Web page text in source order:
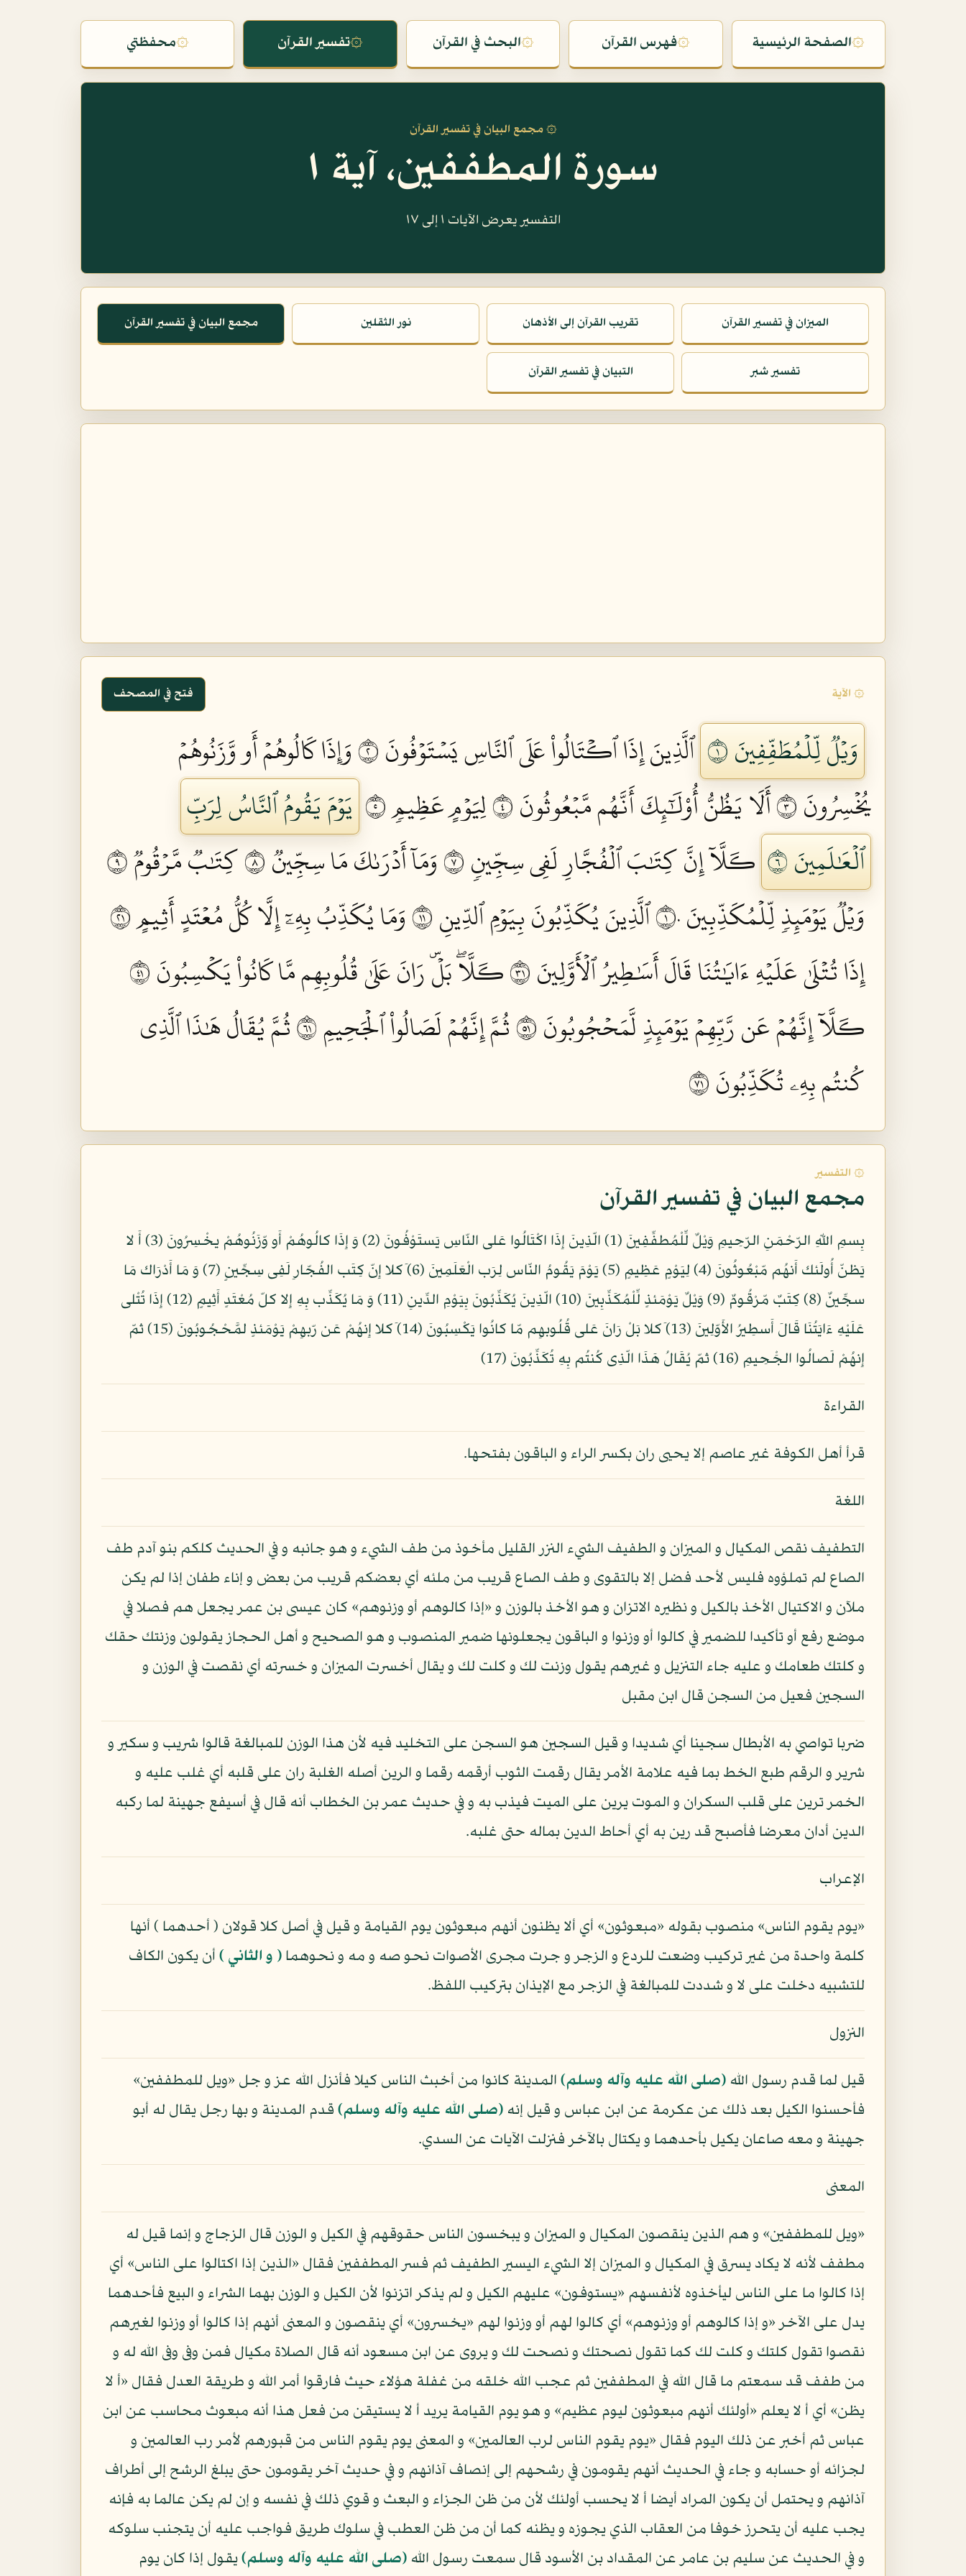
۞الصفحة الرئيسية ۞فهرس القرآن ۞البحث في القرآن ۞تفسير القرآن ۞محفظتي
۞ مجمع البيان في تفسير القرآن
سورة المطففين، آية ١
التفسير يعرض الآيات ١ إلى ١٧
الميزان في تفسير القرآن تقريب القرآن إلى الأذهان نور الثقلين مجمع البيان في تفسير القرآن
تفسير شبر التبيان في تفسير القرآن
۞ الآية فتح في المصحف
وَيۡلٞ لِّلۡمُطَفِّفِينَ ١ ٱلَّذِينَ إِذَا ٱكۡتَالُواْ عَلَى ٱلنَّاسِ يَسۡتَوۡفُونَ ٢
وَإِذَا كَالُوهُمۡ أَو وَّزَنُوهُمۡ
يُخۡسِرُونَ ٣
أَلَا يَظُنُّ أُوْلَٰٓئِكَ أَنَّهُم مَّبۡعُوثُونَ ٤ لِيَوۡمٍ عَظِيمٖ ٥
يَوۡمَ يَقُومُ ٱلنَّاسُ لِرَبِّ
ٱلۡعَٰلَمِينَ ٦
كـَلَّآ إِنَّ كِتَٰبَ ٱلۡفُجَّارِ لَفِي سِجِّينٖ ٧ وَمَآ أَدۡرَىٰكَ مَا سِجِّينٞ ٨
كِتَٰبٞ مَّرۡقُومٞ ٩
وَيۡلٞ يَوۡمَئِذٖ لِّلۡمُكَذِّبِينَ ١٠
ٱلَّذِينَ يُكَذِّبُونَ بِيَوۡمِ ٱلدِّينِ ١١
وَمَا يُكَذِّبُ بِهِۦٓ إِلَّا كُلُّ مُعۡتَدٍ أَثِيمٍ ١٢
إِذَا تُتۡلَىٰ عَلَيۡهِ ءَايَٰتُنَا قَالَ أَسَٰطِيرُ ٱلۡأَوَّلِينَ ١٣
كـَلَّاۖ بَلۡۜ رَانَ عَلَىٰ قُلُوبِهِم مَّا كَانُواْ يَكۡسِبُونَ ١٤
كـَلَّآ إِنَّهُمۡ عَن رَّبِّهِمۡ يَوۡمَئِذٖ لَّمَحۡجُوبُونَ ١٥
ثُمَّ إِنَّهُمۡ لَصَالُواْ ٱلۡجَحِيمِ ١٦
ثُمَّ يُقَالُ هَٰذَا ٱلَّذِي
كُنتُم بِهِۦ تُكَذِّبُونَ ١٧
۞ التفسير
مجمع البيان في تفسير القرآن
بِسمِ اللّهِ الرّحْمَنِ الرّحِيمِ وَيْلٌ لِّلْمُطفِّفِينَ (1) الّذِينَ إِذَا اكْتَالُوا عَلى النّاسِ يَستَوْفُونَ (2) وَ إِذَا كالُوهُمْ أَو وّزَنُوهُمْ يخْسِرُونَ (3) أَ لا
يَظنّ أُولَئك أَنهُم مّبْعُوثُونَ (4) لِيَوْمٍ عَظِيمٍ (5) يَوْمَ يَقُومُ النّاس لِرَب الْعَلَمِينَ (6) َكلا إِنّ كِتَب الفُجّارِ لَفِى سِجِّينٍ (7) وَ مَا أَدْرَاك مَا
سجِّينٌ (8) كِتَبٌ مّرْقُومٌ (9) وَيْلٌ يَوْمَئذٍ لِّلْمُكَذِّبِينَ (10) الّذِينَ يُكَذِّبُونَ بِيَوْمِ الدِّينِ (11) وَ مَا يُكَذِّب بِهِ إِلا كلّ مُعْتَدٍ أَثِيمٍ (12) إِذَا تُتْلى
عَلَيْهِ ءَايَتُنَا قَالَ أَسطِيرُ الأَوّلِينَ (13) َكلا بَلْ رَانَ عَلى قُلُوبهِم مّا كانُوا يَكْسِبُونَ (14) َكلا إِنهُمْ عَن رّبهِمْ يَوْمَئذٍ لمَّحْجُوبُونَ (15) ثمّ
إِنهُمْ لَصالُوا الجَْحِيمِ (16) ثمّ يُقَالُ هَذَا الّذِى كُنتُم بِهِ تُكَذِّبُونَ (17)
القراءة
قرأ أهل الكوفة غير عاصم إلا يحيى ران بكسر الراء و الباقون بفتحها.
اللغة
التطفيف نقص المكيال و الميزان و الطفيف الشيء النزر القليل مأخوذ من طف الشيء و هو جانبه و في الحديث كلكم بنو آدم طف
الصاع لم تملؤوه فليس لأحد فضل إلا بالتقوى و طف الصاع قريب من ملئه أي بعضكم قريب من بعض و إناء طفان إذا لم يكن
ملآن و الاكتيال الأخذ بالكيل و نظيره الاتزان و هو الأخذ بالوزن و «إذا كالوهم أو وزنوهم» كان عيسى بن عمر يجعل هم فصلا في
موضع رفع أو تأكيدا للضمير في كالوا أو وزنوا و الباقون يجعلونها ضمير المنصوب و هو الصحيح و أهل الحجاز يقولون وزنتك حقك
و كلتك طعامك و عليه جاء التنزيل و غيرهم يقول وزنت لك و كلت لك و يقال أخسرت الميزان و خسرته أي نقصت في الوزن و
السجين فعيل من السجن قال ابن مقبل
ضربا تواصي به الأبطال سجينا أي شديدا و قيل السجين هو السجن على التخليد فيه لأن هذا الوزن للمبالغة قالوا شريب و سكير و
شرير و الرقم طبع الخط بما فيه علامة الأمر يقال رقمت الثوب أرقمه رقما و الرين أصله الغلبة ران على قلبه أي غلب عليه و
الخمر ترين على قلب السكران و الموت يرين على الميت فيذب به و في حديث عمر بن الخطاب أنه قال في أسيفع جهينة لما ركبه
الدين أدان معرضا فأصبح قد رين به أي أحاط الدين بماله حتى غلبه.
الإعراب
«يوم يقوم الناس» منصوب بقوله «مبعوثون» أي ألا يظنون أنهم مبعوثون يوم القيامة و قيل في أصل كلا قولان ( أحدهما ) أنها
كلمة واحدة من غير تركيب وضعت للردع و الزجر و جرت مجرى الأصوات نحو صه و مه و نحوهما ( و الثاني ) أن يكون الكاف
للتشبيه دخلت على لا و شددت للمبالغة في الزجر مع الإيذان بتركيب اللفظ.
النزول
قيل لما قدم رسول الله (صلى الله عليه وآله وسلم) المدينة كانوا من أخبث الناس كيلا فأنزل الله عز و جل «ويل للمطففين»
فأحسنوا الكيل بعد ذلك عن عكرمة عن ابن عباس و قيل إنه (صلى الله عليه وآله وسلم) قدم المدينة و بها رجل يقال له أبو
جهينة و معه صاعان يكيل بأحدهما و يكتال بالآخر فنزلت الآيات عن السدي.
المعنى
«ويل للمطففين» و هم الذين ينقصون المكيال و الميزان و يبخسون الناس حقوقهم في الكيل و الوزن قال الزجاج و إنما قيل له
مطفف لأنه لا يكاد يسرق في المكيال و الميزان إلا الشيء اليسير الطفيف ثم فسر المطففين فقال «الذين إذا اكتالوا على الناس» أي
إذا كالوا ما على الناس ليأخذوه لأنفسهم «يستوفون» عليهم الكيل و لم يذكر اتزنوا لأن الكيل و الوزن بهما الشراء و البيع فأحدهما
يدل على الآخر «و إذا كالوهم أو وزنوهم» أي كالوا لهم أو وزنوا لهم «يخسرون» أي ينقصون و المعنى أنهم إذا كالوا أو وزنوا لغيرهم
نقصوا تقول كلتك و كلت لك كما تقول نصحتك و نصحت لك و يروى عن ابن مسعود أنه قال الصلاة مكيال فمن وفى وفى الله له و
من طفف قد سمعتم ما قال الله في المطففين ثم عجب الله خلقه من غفلة هؤلاء حيث فارقوا أمر الله و طريقة العدل فقال «أ لا
يظن» أي أ لا يعلم «أولئك أنهم مبعوثون ليوم عظيم» و هو يوم القيامة يريد أ لا يستيقن من فعل هذا أنه مبعوث محاسب عن ابن
عباس ثم أخبر عن ذلك اليوم فقال «يوم يقوم الناس لرب العالمين» و المعنى يوم يقوم الناس من قبورهم لأمر رب العالمين و
لجزائه أو حسابه و جاء في الحديث أنهم يقومون في رشحهم إلى إنصاف آذانهم و في حديث آخر يقومون حتى يبلغ الرشح إلى أطراف
آذانهم و يحتمل أن يكون المراد أيضا أ لا يحسب أولئك لأن من ظن الجزاء و البعث و قوي ذلك في نفسه و إن لم يكن عالما به فإنه
يجب عليه أن يتحرز خوفا من العقاب الذي يجوزه و يظنه كما أن من ظن العطب في سلوك طريق فواجب عليه أن يتجنب سلوكه
و في الحديث عن سليم بن عامر عن المقداد بن الأسود قال سمعت رسول الله (صلى الله عليه وآله وسلم)يقول إذا كان يوم